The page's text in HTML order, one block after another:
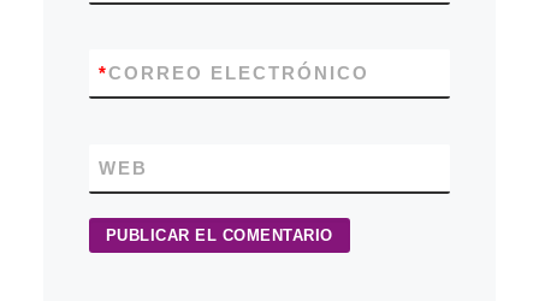
CORREO ELECTRÓNICO
*
WEB